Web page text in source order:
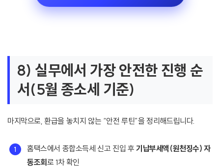
8) 실무에서 가장 안전한 진행 순
서(5월 종소세 기준)
마지막으로, 환급을 놓치지 않는 “안전 루틴”을 정리해드립니다.
홈택스에서 종합소득세 신고 진입 후 기납부세액(원천징수) 자
동조회 로 1차 확인